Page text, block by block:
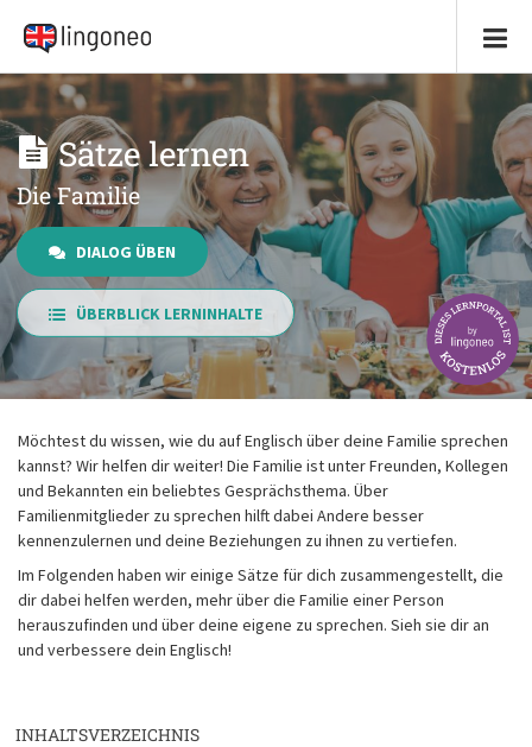
Sätze lernen
Die Familie
DIALOG ÜBEN
ÜBERBLICK LERNINHALTE
Möchtest du wissen, wie du auf Englisch über deine Familie sprechen
kannst? Wir helfen dir weiter! Die Familie ist unter Freunden, Kollegen
und Bekannten ein beliebtes Gesprächsthema. Über
Familienmitglieder zu sprechen hilft dabei Andere besser
kennenzulernen und deine Beziehungen zu ihnen zu vertiefen.
Im Folgenden haben wir einige Sätze für dich zusammengestellt, die
dir dabei helfen werden, mehr über die Familie einer Person
herauszufinden und über deine eigene zu sprechen. Sieh sie dir an
und verbessere dein Englisch!
INHALTSVERZEICHNIS